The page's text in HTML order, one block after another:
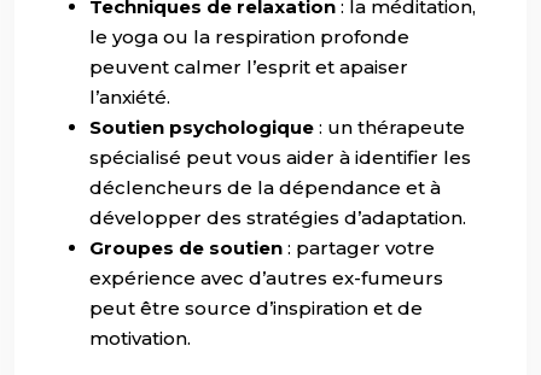
Techniques de relaxation : la méditation,
le yoga ou la respiration profonde
peuvent calmer l’esprit et apaiser
l’anxiété.
Soutien psychologique : un thérapeute
spécialisé peut vous aider à identifier les
déclencheurs de la dépendance et à
développer des stratégies d’adaptation.
Groupes de soutien : partager votre
expérience avec d’autres ex-fumeurs
peut être source d’inspiration et de
motivation.